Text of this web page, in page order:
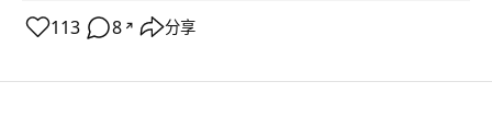
113 8 ↗ 分享